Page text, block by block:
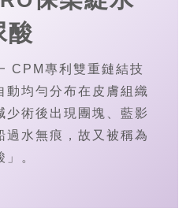
酸
CPM專利雙重鏈結技
動均勻分布在皮膚組織
少術後出現團塊、藍影
過水無痕，故又被稱為
」。